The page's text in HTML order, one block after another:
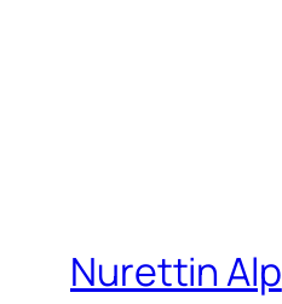
Nurettin Alp